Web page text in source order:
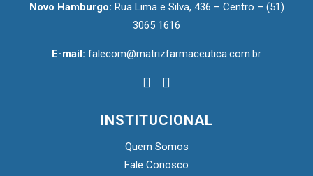
Novo Hamburgo: Rua Lima e Silva, 436 – Centro – (51)
3065 1616
E-mail: falecom@matrizfarmaceutica.com.br
INSTITUCIONAL
Quem Somos
Fale Conosco